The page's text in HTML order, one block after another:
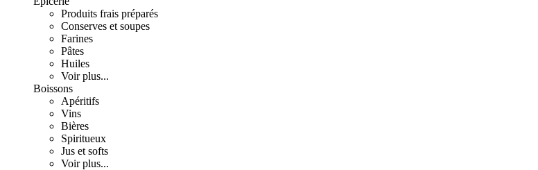
Produits frais préparés
Conserves et soupes
Farines
Pâtes
Huiles
Voir plus...
Boissons
Apéritifs
Vins
Bières
Spiritueux
Jus et softs
Voir plus...